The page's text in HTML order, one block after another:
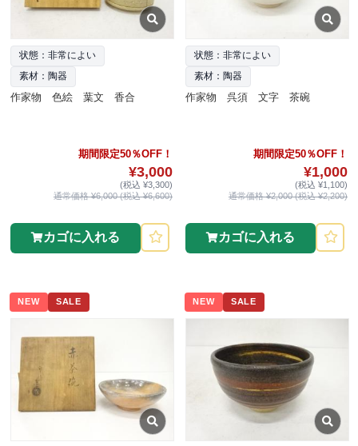
状態：非常によい
素材：陶器
作家物 色絵 葉文 香合
期間限定50％OFF！
¥3,000
(税込 ¥3,300)
通常価格 ¥6,000 (税込 ¥6,600)
カゴに入れる
状態：非常によい
素材：陶器
作家物 呉須 文字 茶碗
期間限定50％OFF！
¥1,000
(税込 ¥1,100)
通常価格 ¥2,000 (税込 ¥2,200)
カゴに入れる
NEW SALE NEW SALE